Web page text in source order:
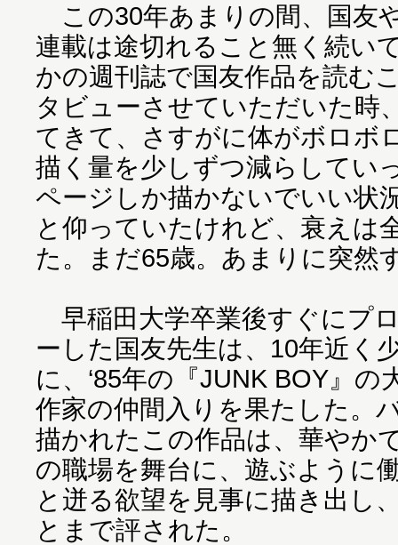
この30年あまりの間、国友
連載は途切れること無く続い
かの週刊誌で国友作品を読む
タビューさせていただいた時
てきて、さすがに体がボロボ
描く量を少しずつ減らしてい
ページしか描かないでいい状
と仰っていたけれど、衰えは
た。まだ65歳。あまりに突然
早稲田大学卒業後すぐにプ
ーした国友先生は、10年近く
に、‘85年の『JUNK BOY』
作家の仲間入りを果たした。
描かれたこの作品は、華やか
の職場を舞台に、遊ぶように
と迸る欲望を見事に描き出し
とまで評された。